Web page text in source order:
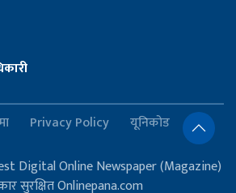
Privacy Policy यूनिकोड
Digital Online Newspaper (Magazine)
सुरक्षित Onlinepana.com